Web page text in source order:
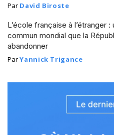
Par David Biroste
L’école française à l’étranger :
commun mondial que la
abandonner
ParYannick Trigance